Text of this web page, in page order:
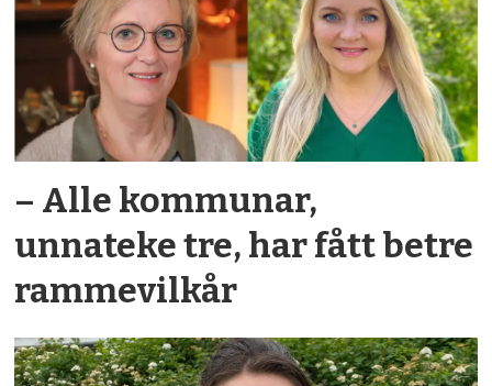
– Alle kommunar,
unnateke tre, har fått betre
rammevilkår